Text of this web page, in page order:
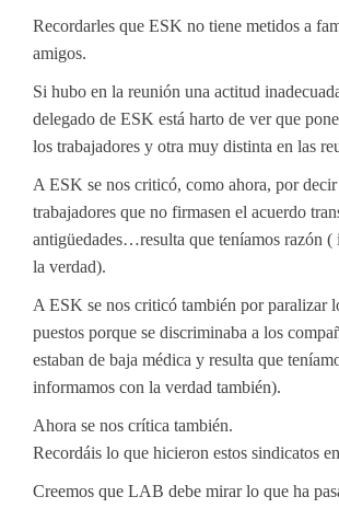
Recordarles que ESK no tiene metidos a
amigos.
Si hubo en la reunión una actitud
delegado de ESK está harto de ver que
los trabajadores y otra muy distinta en las
A ESK se nos criticó, como ahora, por
trabajadores que no firmasen el acuerdo
antigüedades…resulta que teníamos razón (
la verdad).
A ESK se nos criticó también por paralizar
puestos porque se discriminaba a los
estaban de baja médica y resulta que
informamos con la verdad también).
Ahora se nos crítica también.
Recordáis lo que hicieron estos sindicatos
Creemos que LAB debe mirar lo que ha